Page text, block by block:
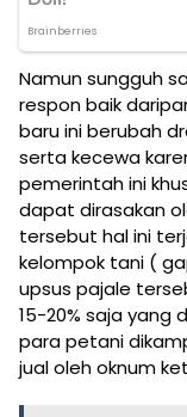
Namun sungguh
respon baik
baru ini berubah
serta kecewa
pemerintah ini
dapat dirasakan
tersebut hal ini
kelompok tani (
upsus pajale
15-20% saja yang
para petani
jual oleh oknum